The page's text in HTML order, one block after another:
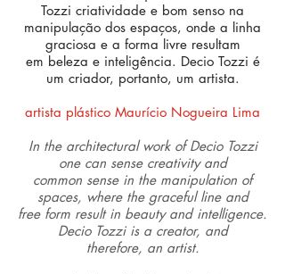
Tozzi criatividade e bom senso na
manipulação dos espaços, onde a linha
graciosa e a forma livre resultam
em beleza e inteligência. Decio Tozzi é
um criador, portanto, um artista.
artista plástico Maurício Nogueira Lima
In the architectural work of Decio Tozzi
one can sense creativity and
common sense in the manipulation of
spaces, where the graceful line and
free form result in beauty and intelligence.
Decio Tozzi is a creator, and
therefore, an artist.